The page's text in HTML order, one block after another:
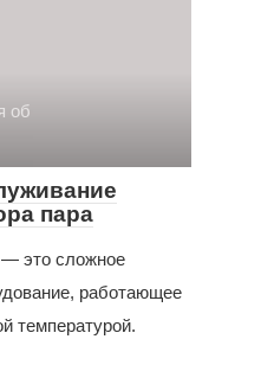
об
пара
— это сложное
работающее
температурой.